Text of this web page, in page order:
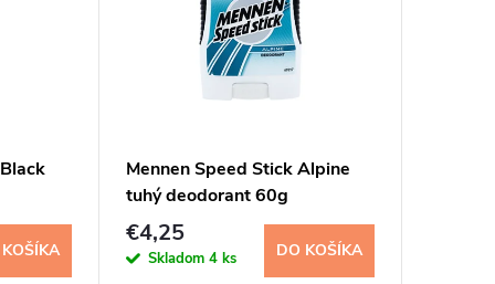
Mennen Speed Stick Alpine
tuhý deodorant 60g
€4,25
Skladom 4 ks DO KOŠÍKA